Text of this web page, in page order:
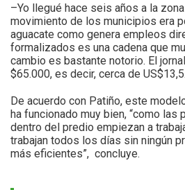
–Yo llegué hace seis años a la
movimiento de los municipios era
aguacate como genera empleos
formalizados es una cadena que
cambio es bastante notorio. El
$65.000, es decir, cerca de US$13,5.
De acuerdo con Patiño, este
ha funcionado muy bien, “como las
dentro del predio empiezan a
trabajan todos los días sin ningún
más eficientes”, concluye.